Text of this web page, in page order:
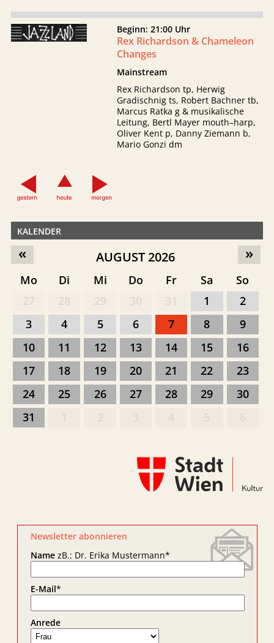
Beginn: 21:00 Uhr
Rex Richardson & Chameleon
Changes
Mainstream
Rex Richardson tp, Herwig
Gradischnig ts, Robert Bachner tb,
Marcus Ratka g & musikalische
Leitung, Bertl Mayer mouth–harp,
Oliver Kent p, Danny Ziemann b,
Mario Gonzi dm
KALENDER
»
« AUGUST 2026
Mo Di Mi Do Fr Sa
So
1
2
3
4 5 6 7 8
9
10
11 12 13 14 15
16
17
18 19 20 21 22
23
24
25 26 27 28 29
30
31
Newsletter abonnieren
NamezB.: Dr. Erika Mustermann*
E-Mail*
Anrede